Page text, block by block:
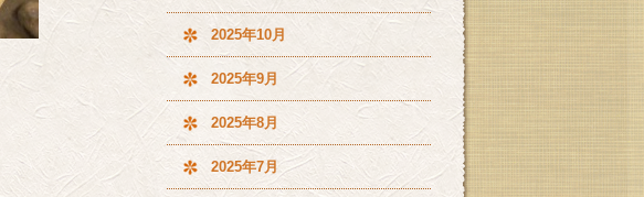
2025年10月
2025年9月
2025年8月
2025年7月